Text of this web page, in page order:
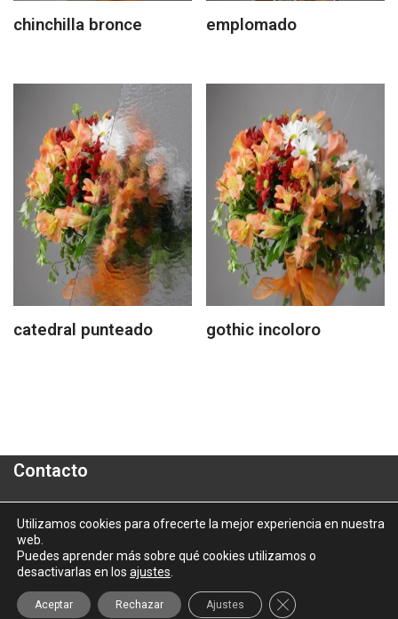
chinchilla bronce emplomado
catedral punteado gothic incoloro
Contacto
Polígono Industrial "A Granxa"- Paralela 2- Parcela 16
informacion@aluporta.com
Tel: +34 986 337 787 - Fax: +34 986 337 778
2025 © Aluporta |Aviso Legal |Política de Privacidad
Utilizamos cookies para ofrecerte la mejor experiencia en nuestra
web.
Puedes aprender más sobre qué cookies utilizamos o
desactivarlas en los ajustes
Aceptar Rechazar Ajustes Cerrar el banner de